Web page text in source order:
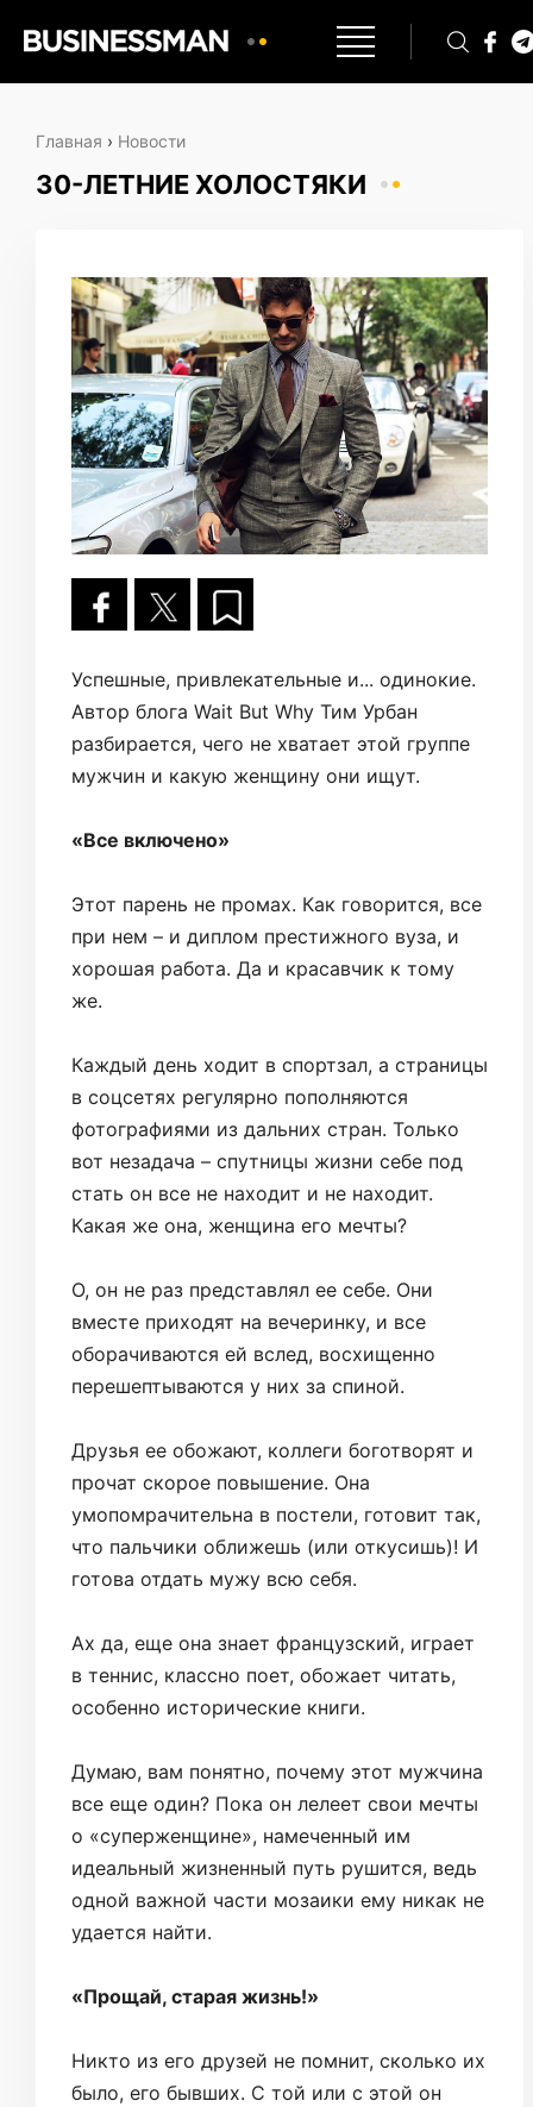
Главная › Новости
30-ЛЕТНИЕ ХОЛОСТЯКИ
Успешные, привлекательные и... одинокие.
Автор блога Wait But Why Тим Урбан
разбирается, чего не хватает этой группе
мужчин и какую женщину они ищут.
«Все включено»
Этот парень не промах. Как говорится, все
при нем – и диплом престижного вуза, и
хорошая работа. Да и красавчик к тому
же.
Каждый день ходит в спортзал, а страницы
в соцсетях регулярно пополняются
фотографиями из дальних стран. Только
вот незадача – спутницы жизни себе под
стать он все не находит и не находит.
Какая же она, женщина его мечты?
О, он не раз представлял ее себе. Они
вместе приходят на вечеринку, и все
оборачиваются ей вслед, восхищенно
перешептываются у них за спиной.
Друзья ее обожают, коллеги боготворят и
прочат скорое повышение. Она
умопомрачительна в постели, готовит так,
что пальчики оближешь (или откусишь)! И
готова отдать мужу всю себя.
Ах да, еще она знает французский, играет
в теннис, классно поет, обожает читать,
особенно исторические книги.
Думаю, вам понятно, почему этот мужчина
все еще один? Пока он лелеет свои мечты
о «суперженщине», намеченный им
идеальный жизненный путь рушится, ведь
одной важной части мозаики ему никак не
удается найти.
«Прощай, старая жизнь!»
Никто из его друзей не помнит, сколько их
было, его бывших. С той или с этой он